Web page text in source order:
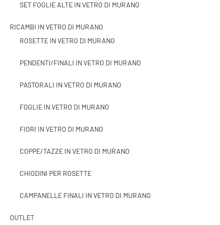
SET FOGLIE ALTE IN VETRO DI MURANO
RICAMBI IN VETRO DI MURANO
ROSETTE IN VETRO DI MURANO
PENDENTI/FINALI IN VETRO DI MURANO
PASTORALI IN VETRO DI MURANO
FOGLIE IN VETRO DI MURANO
FIORI IN VETRO DI MURANO
COPPE/TAZZE IN VETRO DI MURANO
CHIODINI PER ROSETTE
CAMPANELLE FINALI IN VETRO DI MURANO
OUTLET